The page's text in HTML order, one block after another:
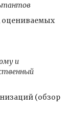
оцениваемых
и
(обзор